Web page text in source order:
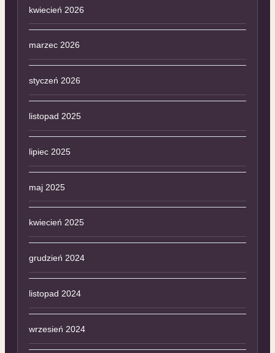
kwiecień 2026
marzec 2026
styczeń 2026
listopad 2025
lipiec 2025
maj 2025
kwiecień 2025
grudzień 2024
listopad 2024
wrzesień 2024